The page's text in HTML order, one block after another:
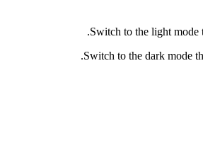
Switch to the light mode
Switch to the dark mode